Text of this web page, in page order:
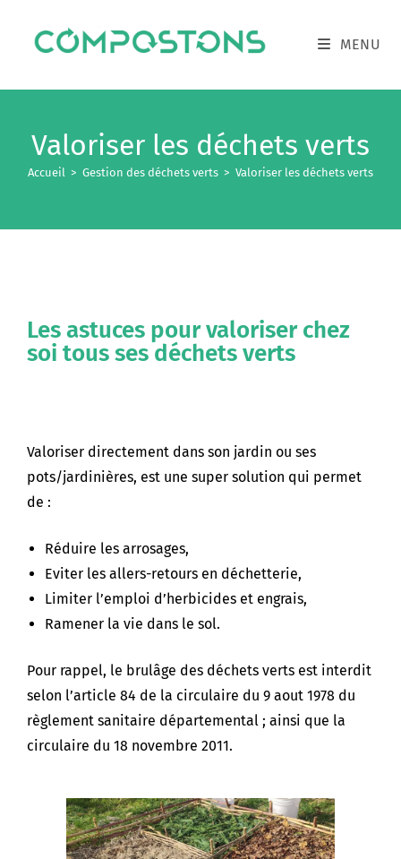
MENU
Valoriser les déchets verts
Accueil > Gestion des déchets verts > Valoriser les déchets verts
Les astuces pour valoriser chez
soi tous ses déchets verts
Valoriser directement dans son jardin ou ses
pots/jardinières, est une super solution qui permet
de :
Réduire les arrosages,
Eviter les allers-retours en déchetterie,
Limiter l’emploi d’herbicides et engrais,
Ramener la vie dans le sol.
Pour rappel, le brulâge des déchets verts est interdit
selon l’article 84 de la circulaire du 9 aout 1978 du
règlement sanitaire départemental ; ainsi que la
circulaire du 18 novembre 2011.